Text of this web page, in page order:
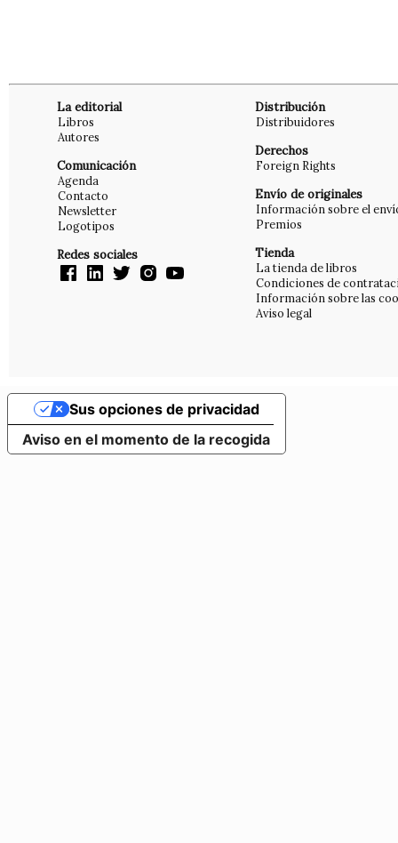
La editorial
Libros
Autores
Comunicación
Agenda
Contacto
Newsletter
Logotipos
Redes sociales
Distribución
Distribuidores
Derechos
Foreign Rights
Envío de originales
Información sobre el
Premios
Tienda
La tienda de libros
Condiciones de
Información sobre las
Aviso legal
Aviso en el momento de la recogida
Sus opciones de privacidad